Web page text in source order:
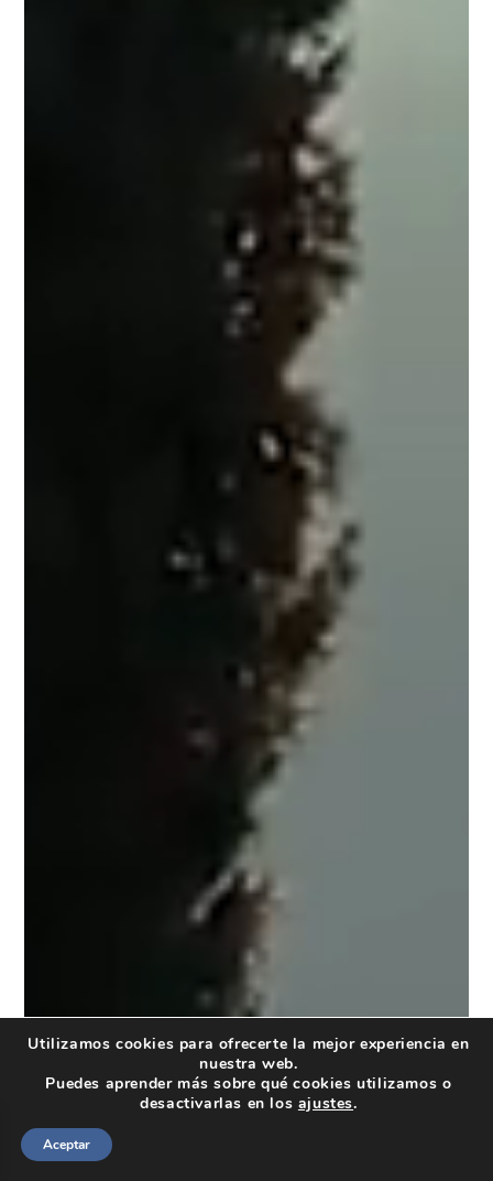
Spanish
Utilizamos cookies para ofrecerte la mejor experiencia en
nuestra web.
Puedes aprender más sobre qué cookies utilizamos o
desactivarlas en los ajustes.
Aceptar